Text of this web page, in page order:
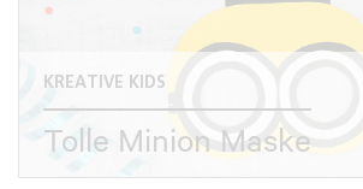
KREATIVE KIDS
Tolle Minion Maske